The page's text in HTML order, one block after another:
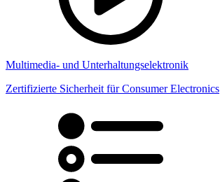
Multimedia- und Unterhaltungselektronik
Zertifizierte Sicherheit für Consumer Electronics